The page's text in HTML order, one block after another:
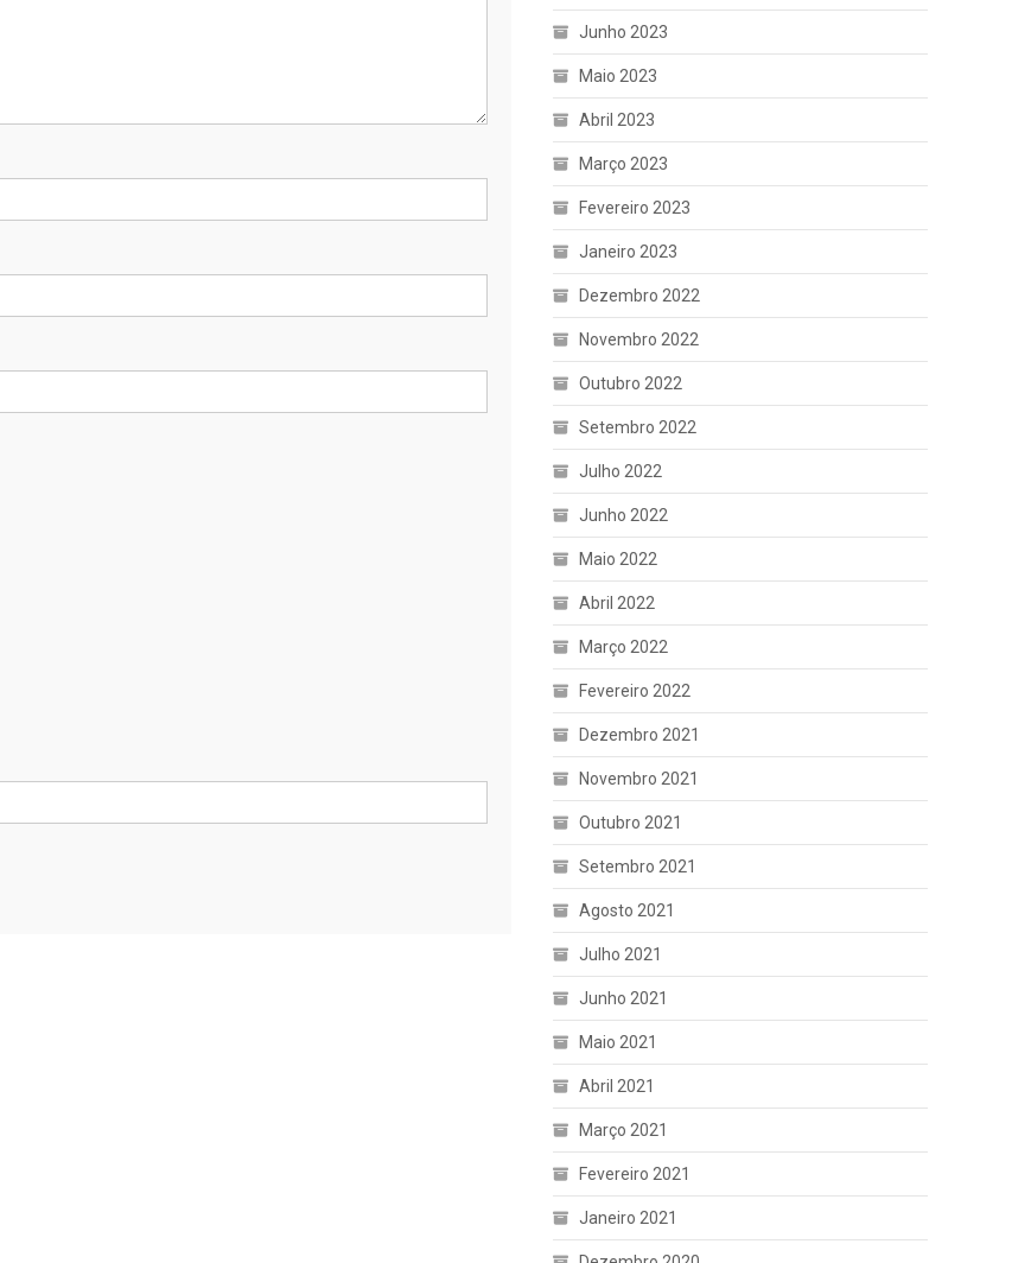
Junho 2023
Maio 2023
Abril 2023
Março 2023
Fevereiro 2023
Janeiro 2023
Dezembro 2022
Novembro 2022
Outubro 2022
Setembro 2022
Julho 2022
Junho 2022
Maio 2022
Abril 2022
Março 2022
Fevereiro 2022
Dezembro 2021
Novembro 2021
Outubro 2021
Setembro 2021
Agosto 2021
Julho 2021
Junho 2021
Maio 2021
Abril 2021
Março 2021
Fevereiro 2021
Janeiro 2021